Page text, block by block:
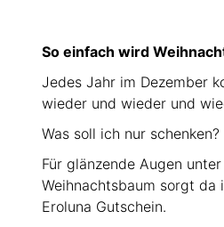
So einfach wird
Jedes Jahr im Dezember
wieder und wieder und
Was soll ich nur schenken?
Für glänzende Augen
Weihnachtsbaum sorgt da
Eroluna Gutschein.